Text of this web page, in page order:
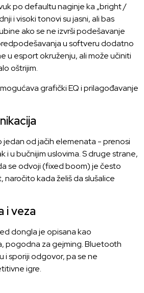
po defaultu naginje ka „bright /
i visoki tonovi su jasni, ali bas
ako se ne izvrši podešavanje
u softveru dodatno
u esport okruženju, ali može učiniti
oštrijim.
grafički EQ i prilagođavanje
jedan od jačih elemenata - prenosi
i u bučnijim uslovima. S druge strane,
se odvoji (fixed boom) je često
kada želiš da slušalice
i veza
dongla je opisana kao
pogodna za gejming.Bluetooth
i sporiji odgovor, pa se ne
igre.